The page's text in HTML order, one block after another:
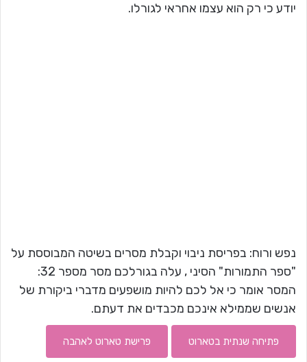
יודע כי רק הוא עצמו אחראי לגורלו.
נפש ורוח: בפריסת ניבוי וקבלת מסרים בשיטה המבוססת על
"ספר התמורות" הסיני , עלה בגורלכם מסר מספר 32:
המסר אומר כי אל לכם להיות מושפעים מדברי ביקורת של
אנשים שממילא אינכם מכבדים את דעתם.
פתיחה שנתית בטארוט פרישת טארוט לאהבה